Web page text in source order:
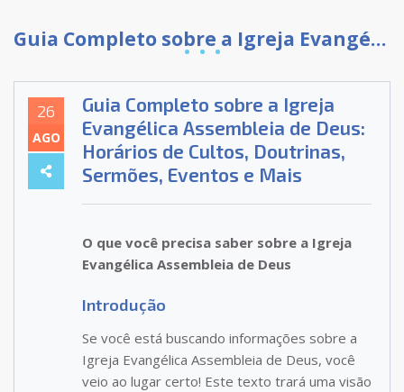
Guia Completo sobre a Igreja Evangélica Assembleia de Deus: Horários de Cultos, Doutrinas, Sermões, Eventos e Mais
26
AGO
Guia Completo sobre a Igreja
Evangélica Assembleia de Deus:
Horários de Cultos, Doutrinas,
Sermões, Eventos e Mais
O que você precisa saber sobre a Igreja
Evangélica Assembleia de Deus
Introdução
Se você está buscando informações sobre a
Igreja Evangélica Assembleia de Deus, você
veio ao lugar certo! Este texto trará uma visão